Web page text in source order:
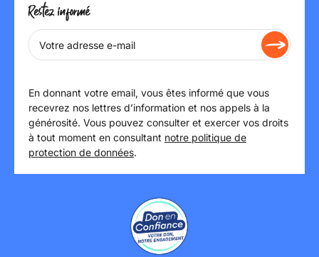
Restez informé
En donnant votre email, vous êtes informé que vous
recevrez nos lettres d’information et nos appels à la
générosité. Vous pouvez consulter et exercer vos droits
à tout moment en consultant notre politique de
protection de données.